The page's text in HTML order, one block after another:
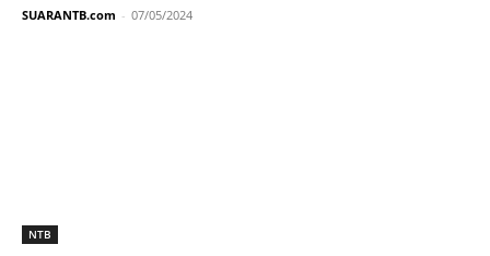
SUARANTB.com - 07/05/2024
NTB